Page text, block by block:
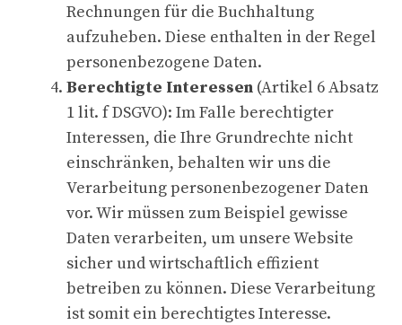
Rechnungen für die Buchhaltung
aufzuheben. Diese enthalten in der Regel
personenbezogene Daten.
Berechtigte Interessen (Artikel 6 Absatz
1 lit. f DSGVO): Im Falle berechtigter
Interessen, die Ihre Grundrechte nicht
einschränken, behalten wir uns die
Verarbeitung personenbezogener Daten
vor. Wir müssen zum Beispiel gewisse
Daten verarbeiten, um unsere Website
sicher und wirtschaftlich effizient
betreiben zu können. Diese Verarbeitung
ist somit ein berechtigtes Interesse.